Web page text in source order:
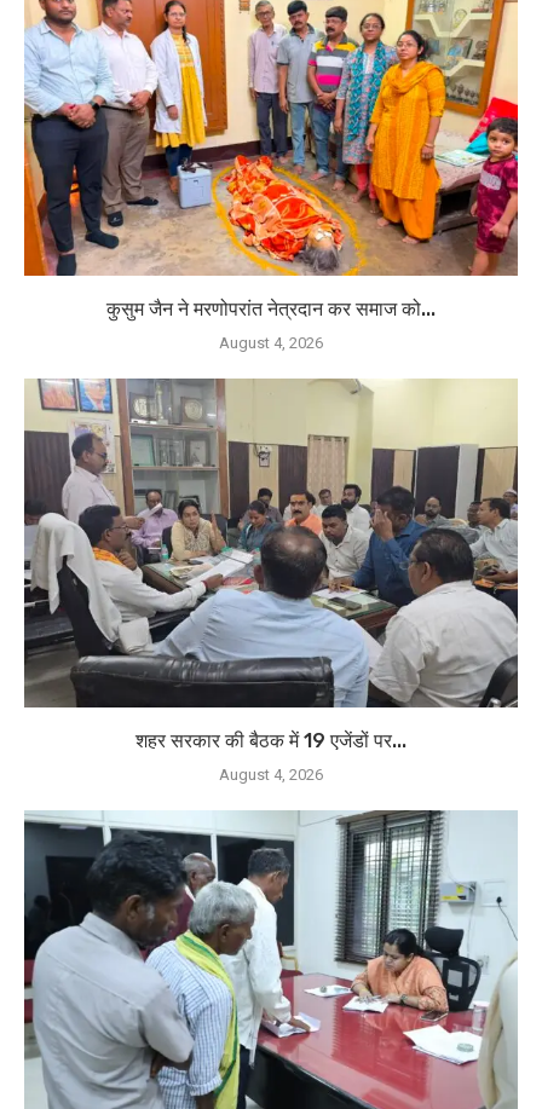
कुसुम जैन ने मरणोपरांत नेत्रदान कर समाज को...
August 4, 2026
शहर सरकार की बैठक में 19 एजेंडों पर...
August 4, 2026